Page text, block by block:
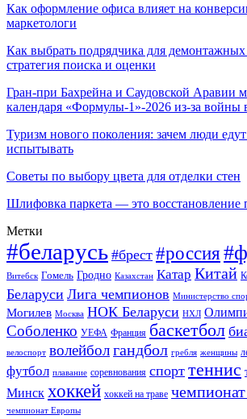
Как оформление офиса влияет на
маркетологи
Как выбрать подрядчика для
стратегия поиска и оценки
Гран-при Бахрейна и Саудовской Аравии
календаря «Формулы-1»-2026 из-за войны
Туризм нового поколения: зачем люди
испытывать
Советы по выбору цвета для отделки стен
Шлифовка паркета — это восстановление
Метки
#беларусь #брест #россия
Витебск Гомель Гродно Казахстан Катар Китай
Беларуси Лига чемпионов Министерство
Могилев Москва НОК Беларуси НХЛ
Соболенко УЕФА Франция баскетбол
велоспорт волейболгандбол гребля женщины
футбол плавание соревнования спорт теннис
Минск хоккей хоккей на траве
чемпионат Европы